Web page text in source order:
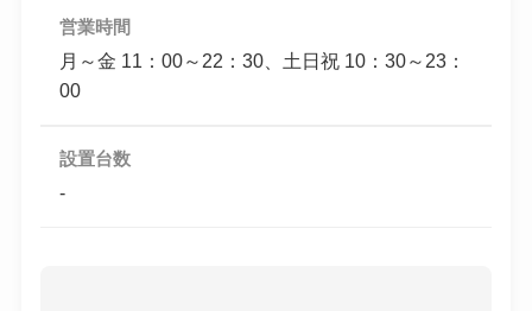
営業時間
月～金 11：00～22：30、土日祝 10：30～23：
00
設置台数
-